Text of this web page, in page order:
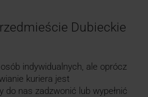
Dubieckie
indywidualnych, ale oprócz
kuriera jest
do nas zadzwonić lub wypełnić